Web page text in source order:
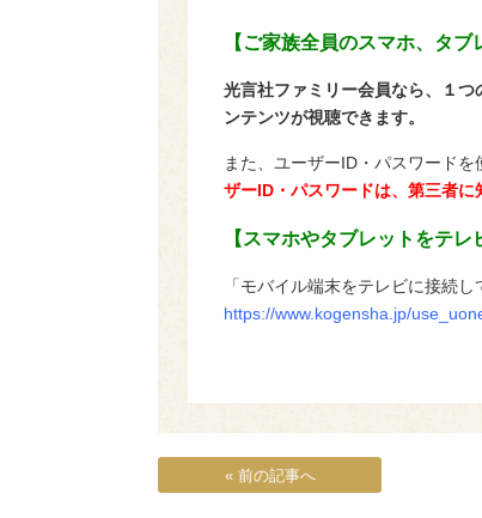
【ご家族全員のスマホ、タブ
光言社ファミリー会員なら、１
ンテンツが視聴できます。
また、ユーザーID・パスワード
ザーID・パスワードは、第三者に
【スマホやタブレットをテレ
「モバイル端末をテレビに接続
https://www.kogensha.jp/
« 前の記事へ